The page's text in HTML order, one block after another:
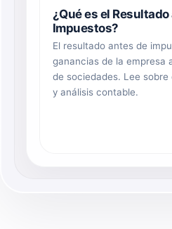
¿Qué es el
Impuestos?
El resultado antes de
ganancias de la empresa
de sociedades. Lee
y análisis contable.